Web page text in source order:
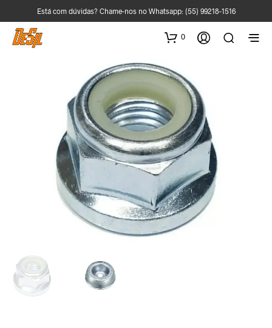
Está com dúvidas? Chame-nos no Whatsapp: (55) 99218-1516
0